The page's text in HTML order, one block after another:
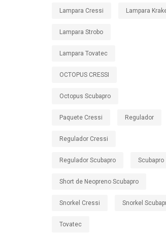
Lampara Cressi Lampara
Lampara Strobo
Lampara Tovatec
OCTOPUS CRESSI
Octopus Scubapro
Paquete Cressi Regulador
Regulador Cressi
Regulador Scubapro Scubapro
Short de Neopreno Scubapro
Snorkel Cressi Snorkel
Tovatec